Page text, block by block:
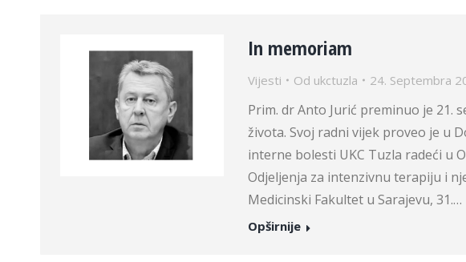
In memoriam
Vijesti Od ukctuzla 24. Septembra
Prim. dr Anto Jurić preminuo je 21.
života. Svoj radni vijek proveo je u
interne bolesti UKC Tuzla radeći u
Odjeljenja za intenzivnu terapiju i
Medicinski Fakultet u Sarajevu, 31.…
Opširnije